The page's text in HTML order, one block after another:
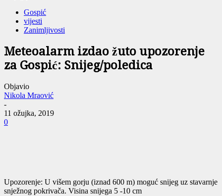
Gospić
vijesti
Zanimljivosti
Meteoalarm izdao žuto upozorenje
za Gospić: Snijeg/poledica
Objavio
Nikola Mraović
-
11 ožujka, 2019
0
Upozorenje: U višem gorju (iznad 600 m) moguć snijeg uz stavarnje
snježnog pokrivača. Visina snijega 5 -10 cm